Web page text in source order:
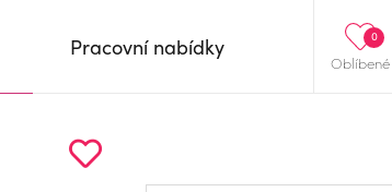
Oblíbené
0
Pracovní nabídky